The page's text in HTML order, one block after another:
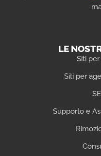
LE
Siti
Siti per
Supporto e